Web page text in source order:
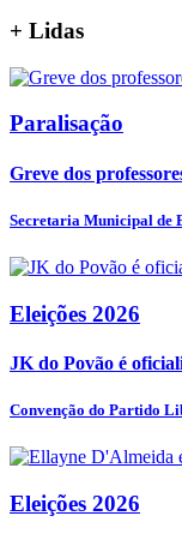
+ Lidas
Paralisação
Greve dos
Secretaria Municipal de
Eleições 2026
JK do Povão é
Convenção do Partido
Eleições 2026